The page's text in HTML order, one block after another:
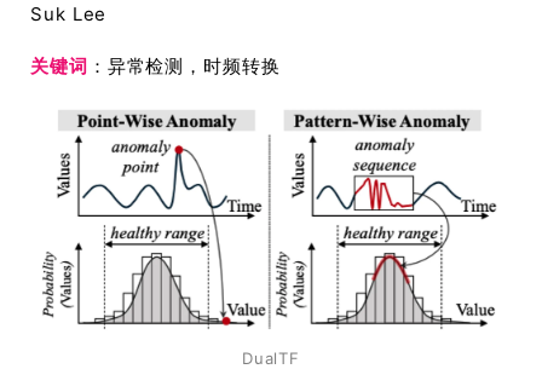
Suk Lee
关键词 ：异常检测，时频转换
DualTF